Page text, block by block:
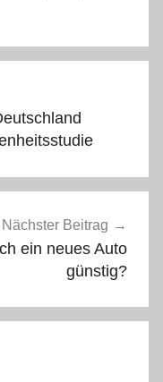
Nächster Beitrag
ein neues Auto
günstig?